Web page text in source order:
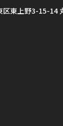
東上野3-15-14